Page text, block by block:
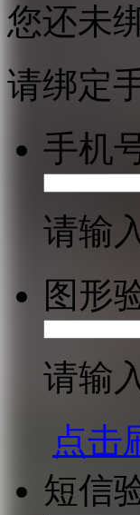
您还未
请绑定
手机
请输
图形
请输
点击
短信